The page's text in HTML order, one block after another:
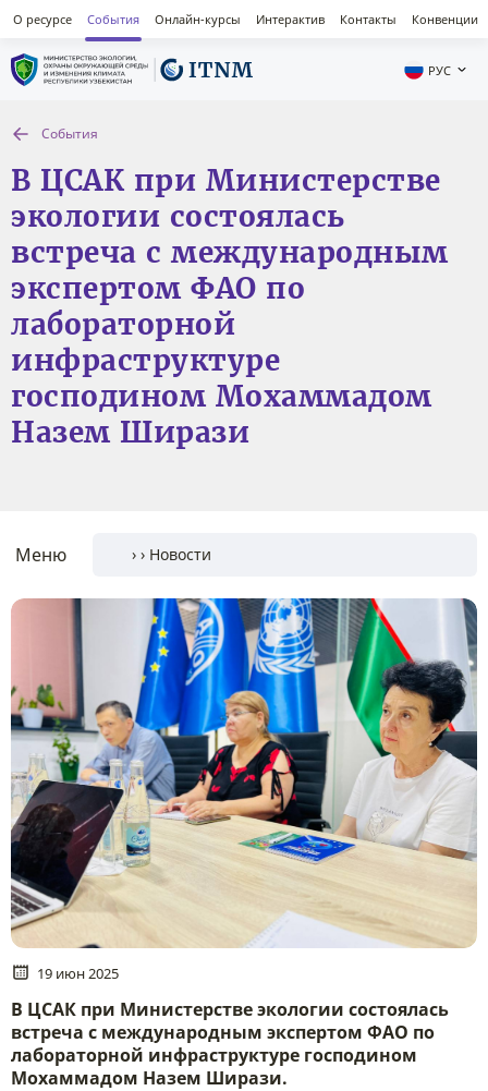
О ресурсе События Онлайн-курсы Интерактив Контакты Конвенции
РУС
События
В ЦСАК при Министерстве
экологии состоялась
встреча с международным
экспертом ФАО по
лабораторной
инфраструктуре
господином Мохаммадом
Назем Ширази
Меню
19 июн 2025
В ЦСАК при Министерстве экологии состоялась
встреча с международным экспертом ФАО по
лабораторной инфраструктуре господином
Мохаммадом Назем Ширази.